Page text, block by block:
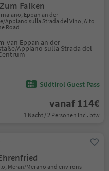
Falken
Eppan an der
Appiano sulla Strada del Vino, Alto
Road
van Eppan an der
Appiano sulla Strada del
Südtirol Guest Pass
vanaf 114€
1 Nacht / 2 Personen Incl. btw
Meran/Merano and environs